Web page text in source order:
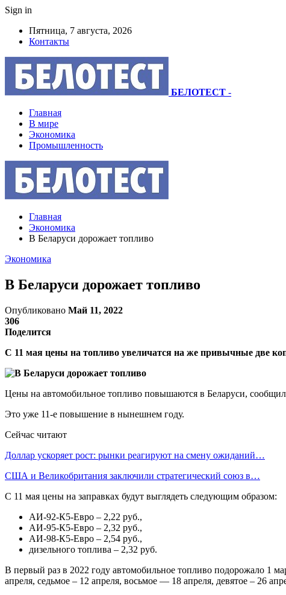
Sign in
Пятница, 7 августа, 2026
Контакты
БЕЛОТЕСТ -
Главная
В мире
Экономика
Промышленность
Главная
Экономика
В Беларуси дорожает топливо
Экономика
В Беларуси дорожает топливо
Опубликовано Май 11, 2022
306
Поделится
С 11 мая цены на топливо увеличатся на же привычные две
Цены на автомобильное топливо повышаются в Беларуси,
Это уже 11-е повышение в нынешнем году.
Сейчас читают
Доллар ускоряет рост: рынки реагируют на смену ожиданий…
США и Великобритания заключили стратегический союз в…
С 11 мая цены на заправках будут выглядеть следующим образом:
АИ-92-К5-Евро – 2,22 руб.,
АИ-95-К5-Евро – 2,32 руб.,
АИ-98-К5-Евро – 2,54 руб.,
дизельного топлива – 2,32 руб.
В первый раз в 2022 году автомобильное топливо подорожало 1
апреля, седьмое – 12 апреля, восьмое — 18 апреля, девятое – 26